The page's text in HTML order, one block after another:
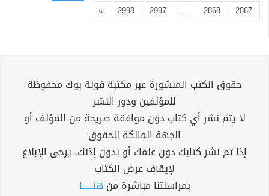
2867
2868
...
2997
2998
»
حقوق الكتب المنشورة عبر مكتبة فولة بوك محفوظة
للمؤلفين ودور النشر
لا يتم نشر أي كتاب دون موافقة صريحة من المؤلف أو
الجهة المالكة للحقوق
إذا تم نشر كتابك دون علمك أو بدون إذنك، يرجى الإبلاغ
لإيقاف عرض الكتاب
بمراسلتنا مباشرة من هنــــــا